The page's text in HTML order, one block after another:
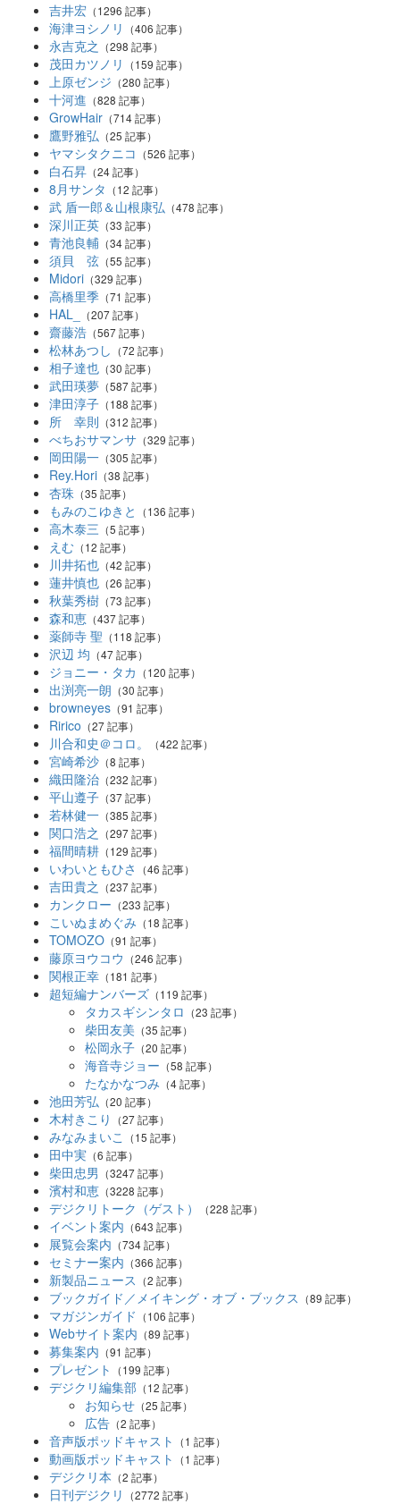
吉井宏 （1296 記事）
海津ヨシノリ （406 記事）
永吉克之 （298 記事）
茂田カツノリ （159 記事）
上原ゼンジ （280 記事）
十河進 （828 記事）
GrowHair （714 記事）
鷹野雅弘 （25 記事）
ヤマシタクニコ （526 記事）
白石昇 （24 記事）
8月サンタ （12 記事）
武 盾一郎＆山根康弘 （478 記事）
深川正英 （33 記事）
青池良輔 （34 記事）
須貝 弦 （55 記事）
Midori （329 記事）
高橋里季 （71 記事）
HAL_ （207 記事）
齋藤浩 （567 記事）
松林あつし （72 記事）
相子達也 （30 記事）
武田瑛夢 （587 記事）
津田淳子 （188 記事）
所 幸則 （312 記事）
べちおサマンサ （329 記事）
岡田陽一 （305 記事）
Rey.Hori （38 記事）
杏珠 （35 記事）
もみのこゆきと （136 記事）
高木泰三 （5 記事）
えむ （12 記事）
川井拓也 （42 記事）
蓮井慎也 （26 記事）
秋葉秀樹 （73 記事）
森和恵 （437 記事）
薬師寺 聖 （118 記事）
沢辺 均 （47 記事）
ジョニー・タカ （120 記事）
出渕亮一朗 （30 記事）
browneyes （91 記事）
Ririco （27 記事）
川合和史＠コロ。 （422 記事）
宮崎希沙 （8 記事）
織田隆治 （232 記事）
平山遵子 （37 記事）
若林健一 （385 記事）
関口浩之 （297 記事）
福間晴耕 （129 記事）
いわいともひさ （46 記事）
吉田貴之 （237 記事）
カンクロー （233 記事）
こいぬまめぐみ （18 記事）
TOMOZO （91 記事）
藤原ヨウコウ （246 記事）
関根正幸 （181 記事）
超短編ナンバーズ （119 記事）
タカスギシンタロ （23 記事）
柴田友美 （35 記事）
松岡永子 （20 記事）
海音寺ジョー （58 記事）
たなかなつみ （4 記事）
池田芳弘 （20 記事）
木村きこり （27 記事）
みなみまいこ （15 記事）
田中実 （6 記事）
柴田忠男 （3247 記事）
濱村和恵 （3228 記事）
デジクリトーク（ゲスト） （228 記事）
イベント案内 （643 記事）
展覧会案内 （734 記事）
セミナー案内 （366 記事）
新製品ニュース （2 記事）
ブックガイド／メイキング・オブ・ブックス （89 記事）
マガジンガイド （106 記事）
Webサイト案内 （89 記事）
募集案内 （91 記事）
プレゼント （199 記事）
デジクリ編集部 （12 記事）
お知らせ （25 記事）
広告 （2 記事）
音声版ポッドキャスト （1 記事）
動画版ポッドキャスト （1 記事）
デジクリ本 （2 記事）
日刊デジクリ （2772 記事）